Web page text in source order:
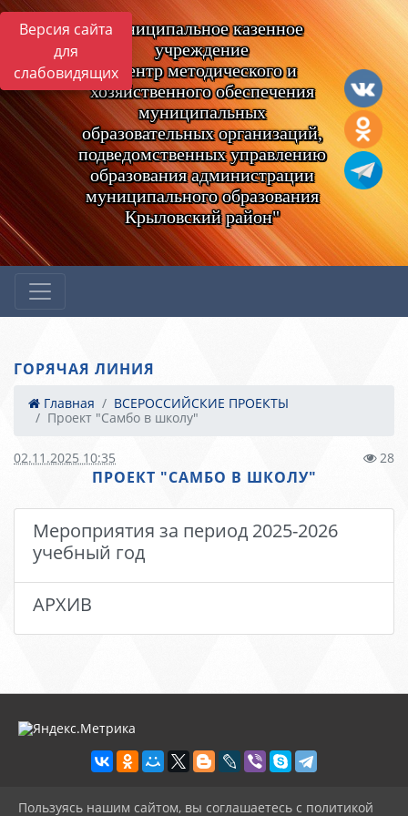
Версия сайта
для
слабовидящих
Муниципальное казенное
учреждение
"Центр методического и
хозяйственного обеспечения
муниципальных
образовательных организаций,
подведомственных управлению
образования администрации
муниципального образования
Крыловский район"
ГОРЯЧАЯ ЛИНИЯ
Главная
ВСЕРОССИЙСКИЕ ПРОЕКТЫ
Проект "Самбо в школу"
02.11.2025 10:35 28
ПРОЕКТ "САМБО В ШКОЛУ"
Мероприятия за период 2025-2026
учебный год
АРХИВ
Пользуясь нашим сайтом, вы соглашаетесь с политикой